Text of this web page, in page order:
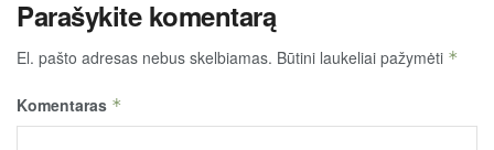
Parašykite komentarą
El. pašto adresas nebus skelbiamas. Būtini laukeliai pažymėti *
Komentaras *